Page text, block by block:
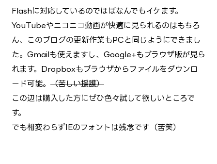
Flashに対応しているのでほぼなんでもイケます。
YouTubeやニコニコ動画が快適に見られるのはもちろ
ん、このブログの更新作業もPCと同じようにできまし
た。Gmailも使えますし、Google+もブラウザ版が見ら
れます。Dropboxもブラウザからファイルをダウンロ
ード可能。 （苦しい援護）
この辺は購入した方にぜひ色々試して欲しいところで
す。
でも相変わらずIEのフォントは残念です（苦笑）